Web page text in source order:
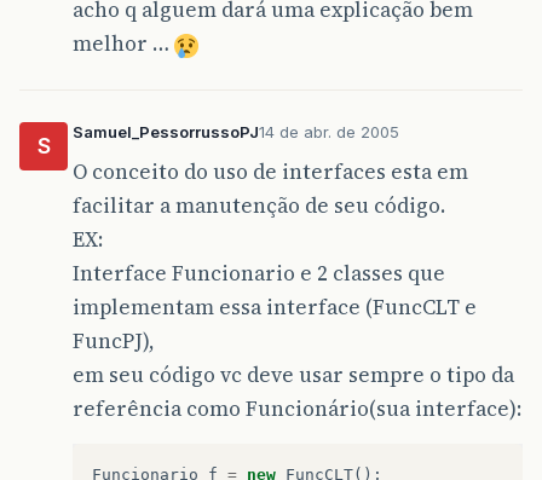
acho q alguem dará uma explicação bem
melhor …
S
Samuel_PessorrussoPJ14 de abr. de 2005
O conceito do uso de interfaces esta em
facilitar a manutenção de seu código.
EX:
Interface Funcionario e 2 classes que
implementam essa interface (FuncCLT e
FuncPJ),
em seu código vc deve usar sempre o tipo da
referência como Funcionário(sua interface):
Funcionario f = new FuncCLT();